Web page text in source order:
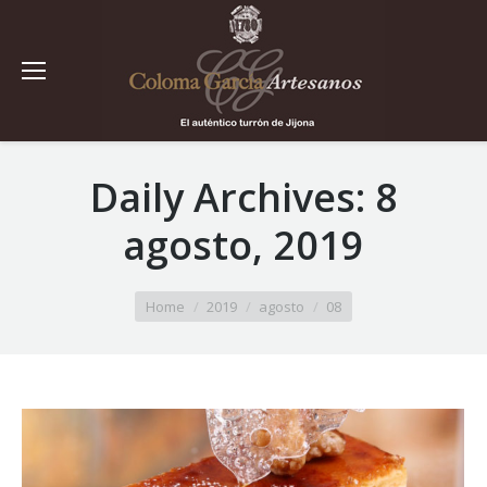
Daily Archives: 8
agosto, 2019
Home 2019 agosto 08